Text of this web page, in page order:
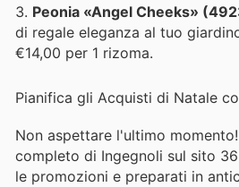
Peonia «Angel Cheeks»
di regale eleganza al tuo
€14,00 per 1 rizoma.
Pianifica gli Acquisti di Natale
Non aspettare l'ultimo
completo di Ingegnoli sul sito
le promozioni e preparati in